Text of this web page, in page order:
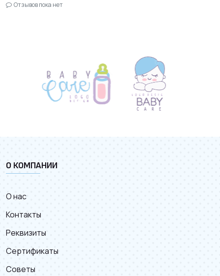
Отзывов пока нет
О КОМПАНИИ
О нас
Контакты
Реквизиты
Сертификаты
Советы